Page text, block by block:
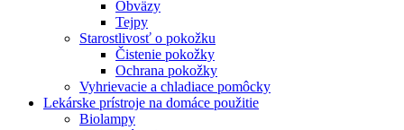
Obväzy
Tejpy
Starostlivosť o pokožku
Čistenie pokožky
Ochrana pokožky
Vyhrievacie a chladiace pomôcky
Lekárske prístroje na domáce použitie
Biolampy